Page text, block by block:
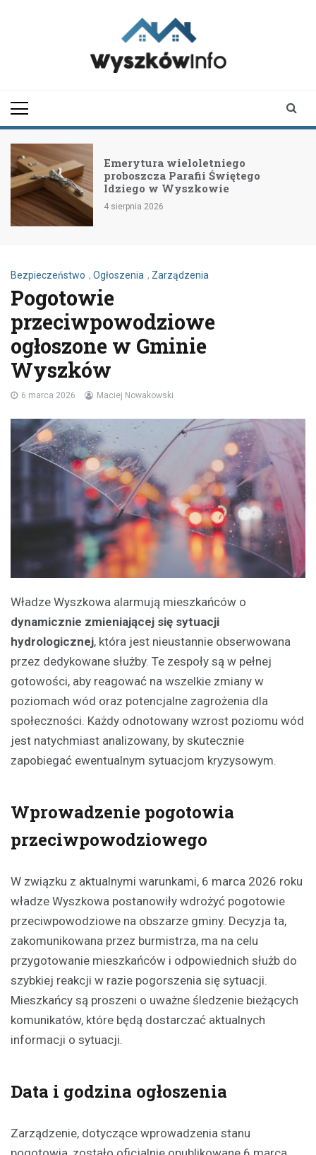
Emerytura wieloletniego
proboszcza Parafii Świętego
Idziego w Wyszkowie
4 sierpnia 2026
Bezpieczeństwo , Ogłoszenia , Zarządzenia
Pogotowie
przeciwpowodziowe
ogłoszone w Gminie
Wyszków
6 marca 2026 Maciej Nowakowski
Władze Wyszkowa alarmują mieszkańców o
dynamicznie zmieniającej się sytuacji
hydrologicznej, która jest nieustannie obserwowana
przez dedykowane służby. Te zespoły są w pełnej
gotowości, aby reagować na wszelkie zmiany w
poziomach wód oraz potencjalne zagrożenia dla
społeczności. Każdy odnotowany wzrost poziomu wód
jest natychmiast analizowany, by skutecznie
zapobiegać ewentualnym sytuacjom kryzysowym.
Wprowadzenie pogotowia
przeciwpowodziowego
W związku z aktualnymi warunkami, 6 marca 2026 roku
władze Wyszkowa postanowiły wdrożyć pogotowie
przeciwpowodziowe na obszarze gminy. Decyzja ta,
zakomunikowana przez burmistrza, ma na celu
przygotowanie mieszkańców i odpowiednich służb do
szybkiej reakcji w razie pogorszenia się sytuacji.
Mieszkańcy są proszeni o uważne śledzenie bieżących
komunikatów, które będą dostarczać aktualnych
informacji o sytuacji.
Data i godzina ogłoszenia
Zarządzenie, dotyczące wprowadzenia stanu